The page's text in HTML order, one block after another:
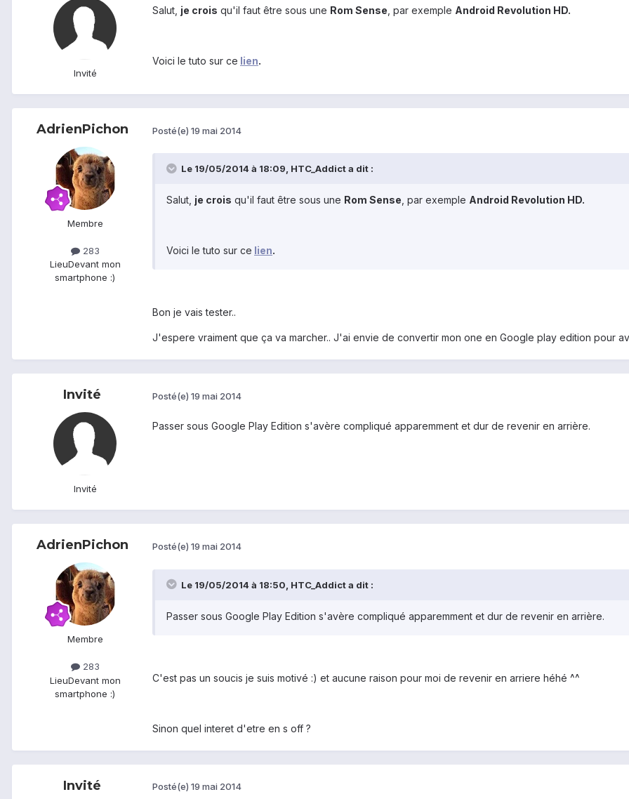
Invité
Salut, je crois qu'il faut être sous une Rom Sense , par exemple Android Revolution HD.
Voici le tuto sur ce lien.
AdrienPichon
Membre
283
LieuDevant mon
smartphone :)
Posté(e) 19 mai 2014
Le 19/05/2014 à 18:09, HTC_Addict a dit :
Salut, je crois qu'il faut être sous une Rom Sense , par exemple Android Revolution HD.
Voici le tuto sur ce lien.
Bon je vais tester..
J'espere vraiment que ça va marcher.. J'ai envie de convertir mon one en Google play edition pour
Invité
Invité
Posté(e) 19 mai 2014
Passer sous Google Play Edition s'avère compliqué apparemment et dur de revenir en arrière.
AdrienPichon
Membre
283
LieuDevant mon
smartphone :)
Posté(e) 19 mai 2014
Le 19/05/2014 à 18:50, HTC_Addict a dit :
Passer sous Google Play Edition s'avère compliqué apparemment et dur de revenir en arrière.
C'est pas un soucis je suis motivé :) et aucune raison pour moi de revenir en arriere héhé ^^
Sinon quel interet d'etre en s off ?
Invité Posté(e) 19 mai 2014